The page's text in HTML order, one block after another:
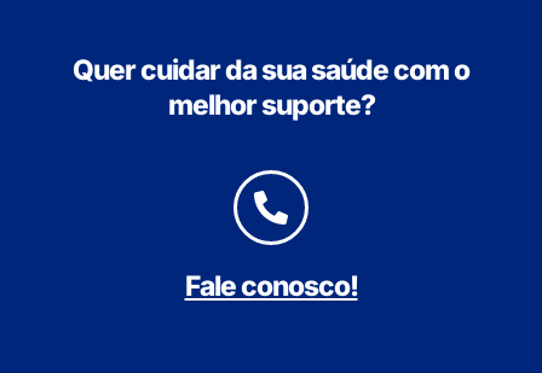
Quer cuidar da sua saúde com o
melhor suporte?
Fale conosco!